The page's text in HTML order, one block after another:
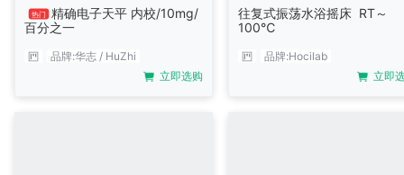
热门
精确电子天平 内校/10mg/
百分之一
品牌:华志 / HuZhi
立即选购
往复式振荡水浴摇床 RT～
100℃
品牌:Hocilab
立即